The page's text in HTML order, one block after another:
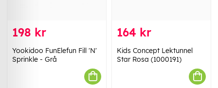
198 kr
Yookidoo FunElefun Fill 'N'
Sprinkle - Grå
164 kr
Kids Concept Lektunnel
Star Rosa (1000191)